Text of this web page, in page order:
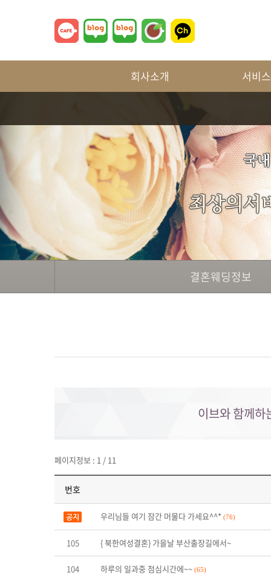
회사소개 서비
결혼웨딩정보
이브와 함께하
페이지정보 : 1 / 11
번호
공지 우리님들 여기 잠간 머물다 가세요^^* (76)
105 { 북한여성결혼} 가을날 부산출장길에서~
104 하루의 일과중 점심시간에~~ (65)